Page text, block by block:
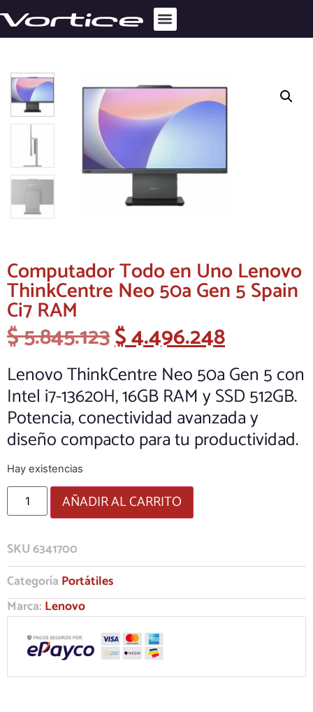
Computador Todo en Uno Lenovo
ThinkCentre Neo 50a Gen 5 Spain
Ci7 RAM
$5.845.123$4.496.248
Lenovo ThinkCentre Neo 50a Gen 5 con
Intel i7-13620H, 16GB RAM y SSD 512GB.
Potencia, conectividad avanzada y
diseño compacto para tu productividad.
Hay existencias
AÑADIR AL CARRITO
SKU6341700
Categoría Portátiles
Marca: Lenovo